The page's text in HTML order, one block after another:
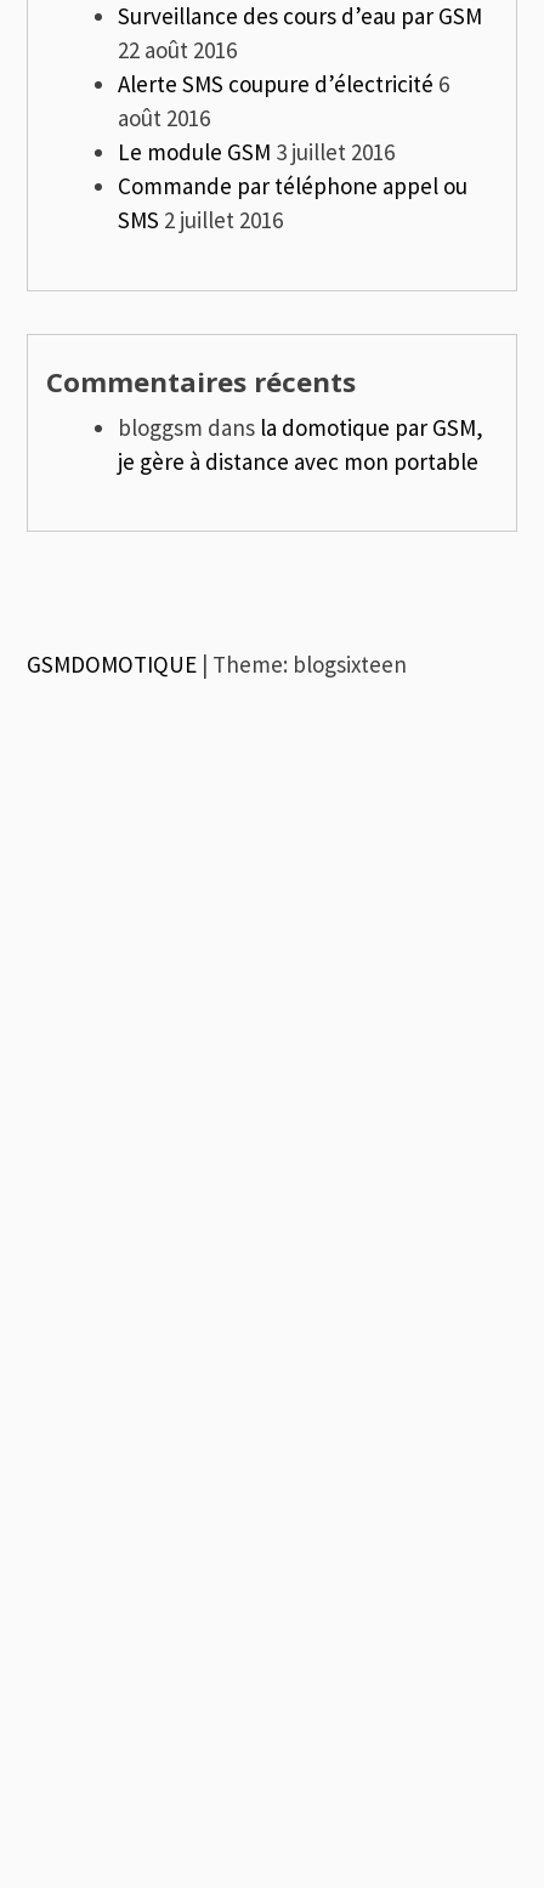
Surveillance des cours d’eau par GSM
22 août 2016
Alerte SMS coupure d’électricité 6
août 2016
Le module GSM 3 juillet 2016
Commande par téléphone appel ou
SMS 2 juillet 2016
Commentaires récents
bloggsm dans la domotique par GSM,
je gère à distance avec mon portable
GSMDOMOTIQUE | Theme: blogsixteen